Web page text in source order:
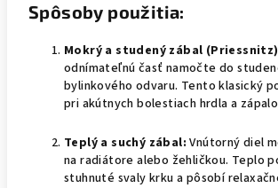
Spôsoby použitia:
Mokrý a studený zábal
odnímateľnú časť namočte do
bylinkového odvaru. Tento klasický
pri akútnych bolestiach hrdla a
Teplý a suchý zábal: Vnútorný diel
na radiátore alebo žehličkou. Teplo
stuhnuté svaly krku a pôsobí